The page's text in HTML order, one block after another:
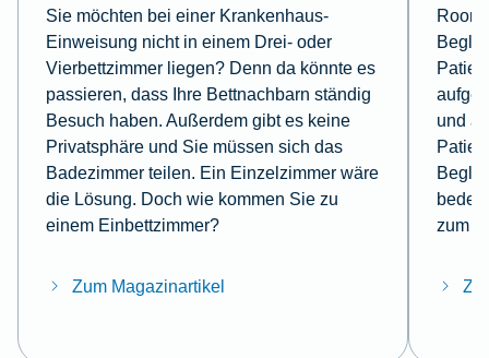
Sie möchten bei einer Krankenhaus-
Einweisung nicht in einem Drei- oder
Vierbettzimmer liegen? Denn da könnte es
passieren, dass Ihre Bettnachbarn ständig
Besuch haben. Außerdem gibt es keine
Privatsphäre und Sie müssen sich das
Badezimmer teilen. Ein Einzelzimmer wäre
die Lösung. Doch wie kommen Sie zu
einem Einbettzimmer?
Zum Magazinartikel
und
zum